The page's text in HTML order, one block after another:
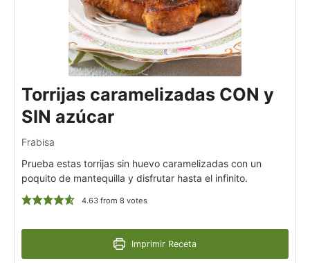
Torrijas caramelizadas CON y
SIN azúcar
Frabisa
Prueba estas torrijas sin huevo caramelizadas con un
poquito de mantequilla y disfrutar hasta el infinito.
4.63from 8 votes
Imprimir Receta